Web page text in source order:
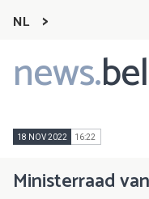
NL
news.
Main
navigation
18 NOV 2022 16:22
Ministerraad